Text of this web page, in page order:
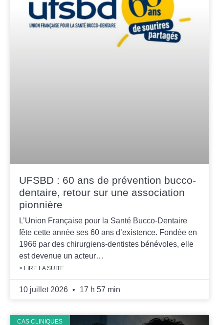
UFSBD : 60 ans de prévention bucco-
dentaire, retour sur une association
pionnière
L’Union Française pour la Santé Bucco-Dentaire
fête cette année ses 60 ans d’existence. Fondée en
1966 par des chirurgiens-dentistes bénévoles, elle
est devenue un acteur…
> LIRE LA SUITE
10 juillet 2026 17 h 57 min
CAS CLINIQUES